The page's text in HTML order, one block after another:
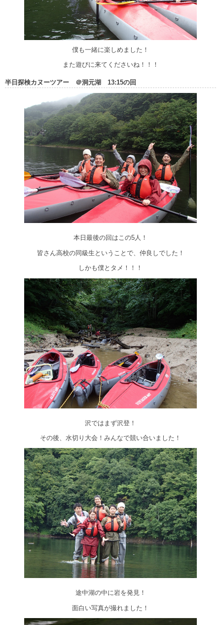
僕も一緒に楽しめました！
また遊びに来てくださいね！！！
半日探検カヌーツアー ＠洞元湖 13:15の回
本日最後の回はこの5人！
皆さん高校の同級生ということで、仲良しでした！
しかも僕とタメ！！！
沢ではまず沢登！
その後、水切り大会！みんなで競い合いました！
途中湖の中に岩を発見！
面白い写真が撮れました！